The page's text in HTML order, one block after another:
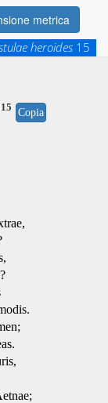
metrica
heroides15
Copia